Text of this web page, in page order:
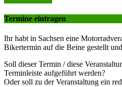
Termine eintragen
Ihr habt in Sachsen eine
Bikertermin auf die Beine gestellt
Soll dieser Termin / diese
Terminleiste aufgeführt werden?
Oder soll zu der Veranstaltung ein